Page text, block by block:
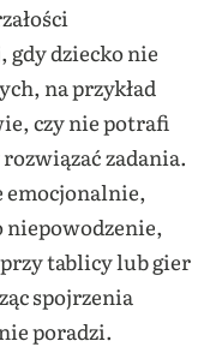
dziecko nie
na przykład
czy nie potrafi
rozwiązać zadania.
emocjonalnie,
niepowodzenie,
tablicy lub gier
spojrzenia
poradzi.